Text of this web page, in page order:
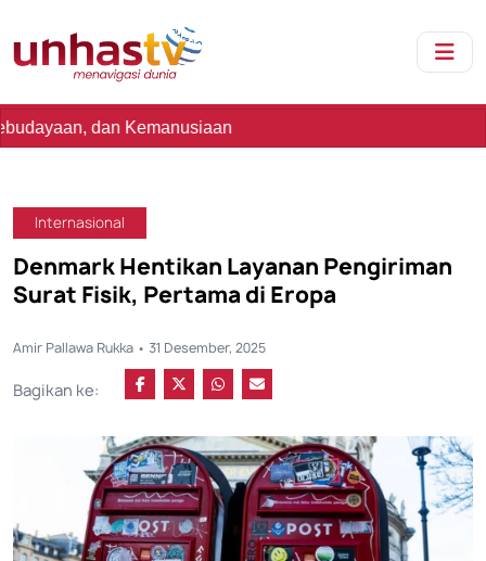
Kemanusiaan
Internasional
Denmark Hentikan Layanan Pengiriman
Surat Fisik, Pertama di Eropa
Amir Pallawa Rukka • 31 Desember, 2025
Bagikan ke: